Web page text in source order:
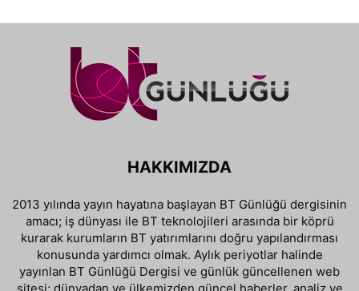
HAKKIMIZDA
2013 yılında yayın hayatına başlayan BT Günlüğü dergisinin
amacı; iş dünyası ile BT teknolojileri arasında bir köprü
kurarak kurumların BT yatırımlarını doğru yapılandırması
konusunda yardımcı olmak. Aylık periyotlar halinde
yayınlan BT Günlüğü Dergisi ve günlük güncellenen web
sitesi; dünyadan ve ülkemizden güncel haberler, analiz ve